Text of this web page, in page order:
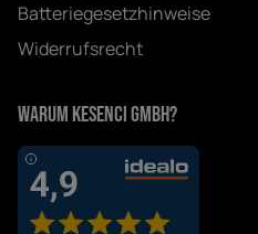
Batteriegesetzhinweise
Widerrufsrecht
Warum Kesenci GmbH?